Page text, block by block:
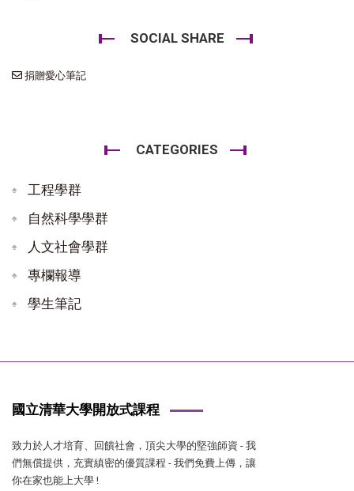
SOCIAL SHARE
捐贈愛心筆記
CATEGORIES
工程學群
自然科學學群
人文社會學群
專欄報導
學生筆記
國立清華大學開放式課程
致力於人才培育、回饋社會，頂尖大學的堅強師資 - 我
們無償提供，充實縝密的優質課程 - 我們免費上傳，讓
你在家也能上大學 !